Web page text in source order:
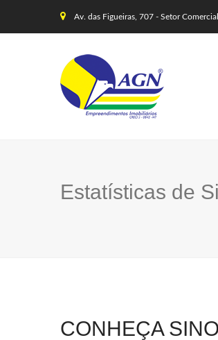
Av. das Figueiras, 707 - Setor
Estatísticas de
CONHEÇA